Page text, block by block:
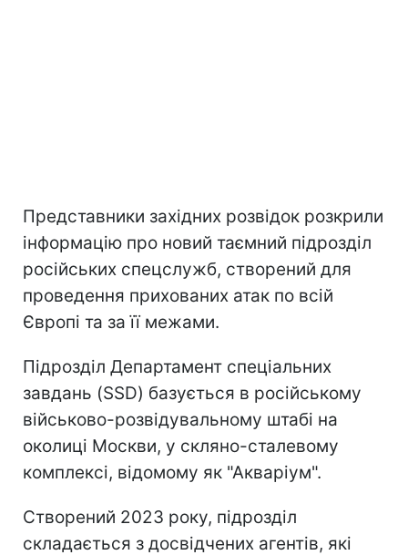
Представники західних розвідок розкрили
інформацію про новий таємний підрозділ
російських спецслужб, створений для
проведення прихованих атак по всій
Європі та за її межами.
Підрозділ Департамент спеціальних
завдань (SSD) базується в російському
військово-розвідувальному штабі на
околиці Москви, у скляно-сталевому
комплексі, відомому як "Акваріум".
Створений 2023 року, підрозділ
складається з досвідчених агентів, які